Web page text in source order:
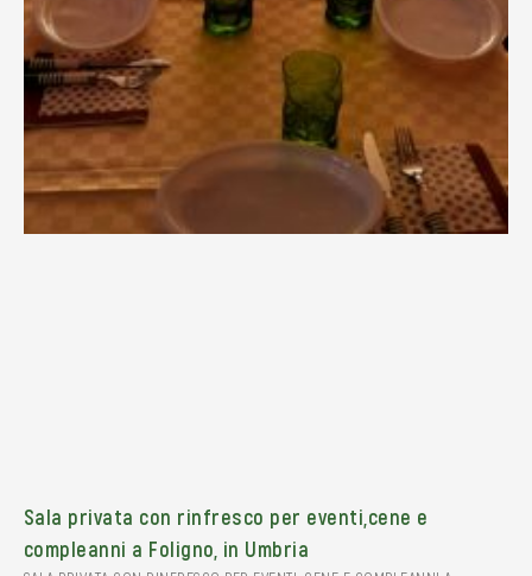
Sala privata con rinfresco per eventi,cene e
compleanni a Foligno, in Umbria